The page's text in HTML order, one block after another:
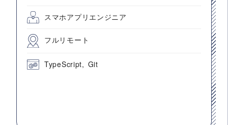
スマホアプリエンジニア
フルリモート
TypeScript Git